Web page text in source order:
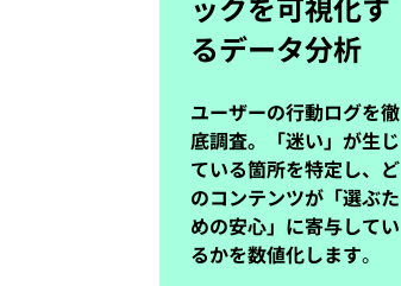
るデータ分析
ユーザーの行動ログを徹
底調査。「迷い」が生じ
ている箇所を特定し、ど
のコンテンツが「選ぶた
めの安心」に寄与してい
るかを数値化します。